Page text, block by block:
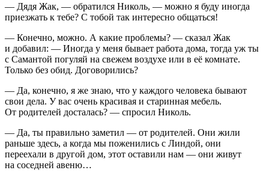
— Дядя Жак, — обратился Николь, — можно я буду иногда
приезжать к тебе? С тобой так интересно общаться!
— Конечно, можно. А какие проблемы? — сказал Жак
и добавил: — Иногда у меня бывает работа дома, тогда уж ты
с Самантой погуляй на свежем воздухе или в её комнате.
Только без обид. Договорились?
— Да, конечно, я же знаю, что у каждого человека бывают
свои дела. У вас очень красивая и старинная мебель.
От родителей досталась? — спросил Николь.
— Да, ты правильно заметил — от родителей. Они жили
раньше здесь, а когда мы поженились с Линдой, они
переехали в другой дом, этот оставили нам — они живут
на соседней авеню…